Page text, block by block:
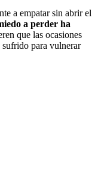
a empatar sin abrir el
a perder ha
que las ocasiones
sufrido para vulnerar